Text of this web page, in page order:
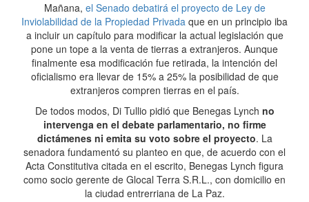
Mañana, el Senado debatirá el proyecto de Ley de
Inviolabilidad de la Propiedad Privada que en un principio iba
a incluir un capítulo para modificar la actual legislación que
pone un tope a la venta de tierras a extranjeros. Aunque
finalmente esa modificación fue retirada, la intención del
oficialismo era llevar de 15% a 25% la posibilidad de que
extranjeros compren tierras en el país.
De todos modos, Di Tullio pidió que Benegas Lynch no
intervenga en el debate parlamentario, no firme
dictámenes ni emita su voto sobre el proyecto. La
senadora fundamentó su planteo en que, de acuerdo con el
Acta Constitutiva citada en el escrito, Benegas Lynch figura
como socio gerente de Glocal Terra S.R.L., con domicilio en
la ciudad entrerriana de La Paz.